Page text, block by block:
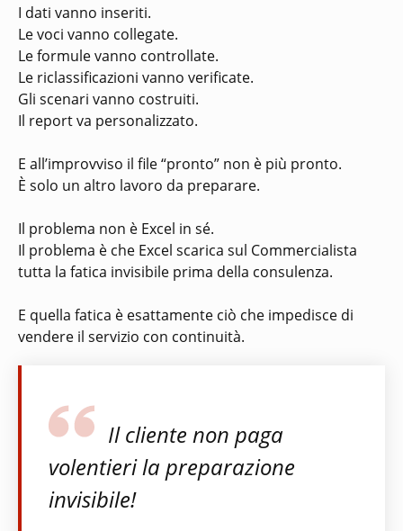
I dati vanno inseriti.
Le voci vanno collegate.
Le formule vanno controllate.
Le riclassificazioni vanno verificate.
Gli scenari vanno costruiti.
Il report va personalizzato.
E all’improvviso il file “pronto” non è più pronto.
È solo un altro lavoro da preparare.
Il problema non è Excel in sé.
Il problema è che Excel scarica sul Commercialista
tutta la fatica invisibile prima della consulenza.
E quella fatica è esattamente ciò che impedisce di
vendere il servizio con continuità.
Il cliente non paga
volentieri la preparazione
invisibile!